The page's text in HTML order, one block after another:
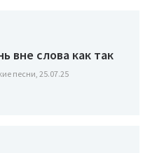
вне слова как так
песни, 25.07.25